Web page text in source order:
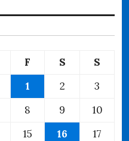
F S
S
1
2
3
8 9
10
15 16
17